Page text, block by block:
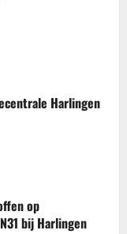
Harlingen
op
bij Harlingen